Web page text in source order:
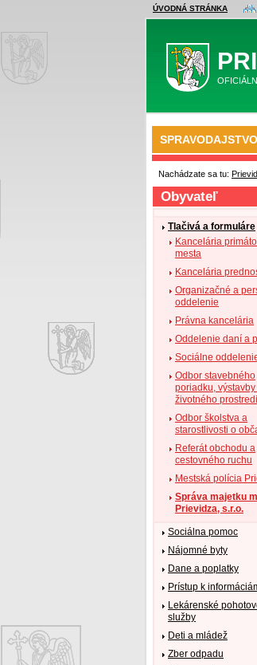
ÚVODNÁ STRÁNKA
SPRAVODAJSTVO
Nachádzate sa tu:
Obyvateľ
Tlačivá a formuláre
Kancelária
mesta
Kancelária
Organizačné a
oddelenie
Právna kancelária
Oddelenie daní a
Sociálne
Odbor stavebného
poriadku, výstavby
životného
Odbor školstva a
starostlivosti o
Referát obchodu a
cestovného ruchu
Mestská polícia
Správa majetku
Prievidza, s.r.o.
Sociálna pomoc
Nájomné byty
Dane a poplatky
Prístup k
Lekárenské
služby
Deti a mládež
Zber odpadu